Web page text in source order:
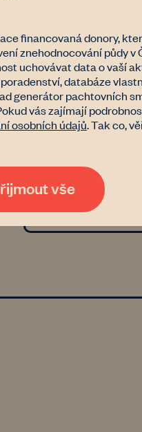
5 a více ha
Náklady / ztráta
Náklady
Finanční podpora
financovaná donory,
znehodnocování půdy v
uchovávat data o vaší
databáze
generátor pachtovních
vás zajímají
osobních údajů. Tak co,
vše